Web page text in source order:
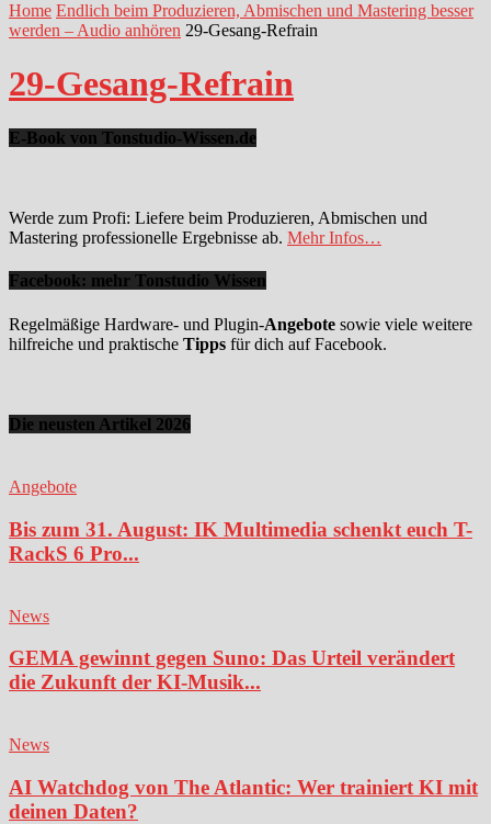
Home Endlich beim Produzieren, Abmischen und Mastering besser
werden – Audio anhören 29-Gesang-Refrain
29-Gesang-Refrain
E-Book von Tonstudio-Wissen.de
Werde zum Profi: Liefere beim Produzieren, Abmischen und
Mastering professionelle Ergebnisse ab. Mehr Infos…
Facebook: mehr Tonstudio Wissen
Regelmäßige Hardware- und Plugin-Angebote sowie viele weitere
hilfreiche und praktische Tipps für dich auf Facebook.
Die neusten Artikel 2026
Angebote
Bis zum 31. August: IK Multimedia schenkt euch T-
RackS 6 Pro...
News
GEMA gewinnt gegen Suno: Das Urteil verändert
die Zukunft der KI-Musik...
News
AI Watchdog von The Atlantic: Wer trainiert KI mit
deinen Daten?